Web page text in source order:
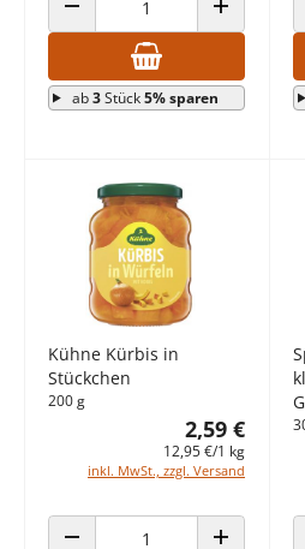
ANZAHL VERRINGERN ANZAHL
ab3Stück5% sparen
Kühne Kürbis in
Stückchen
200 g
2,59 €
12,95 €/1 kg
inkl. MwSt., zzgl. Versand